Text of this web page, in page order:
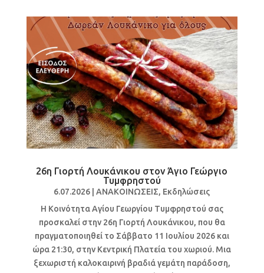
26η Γιορτή Λουκάνικου στον Άγιο Γεώργιο
Τυμφρηστού
6.07.2026 |ΑΝΑΚΟΙΝΩΣΕΙΣ, Εκδηλώσεις
Η Κοινότητα Αγίου Γεωργίου Τυμφρηστού σας
προσκαλεί στην 26η Γιορτή Λουκάνικου, που θα
πραγματοποιηθεί το Σάββατο 11 Ιουλίου 2026 και
ώρα 21:30, στην Κεντρική Πλατεία του χωριού. Μια
ξεχωριστή καλοκαιρινή βραδιά γεμάτη παράδοση,